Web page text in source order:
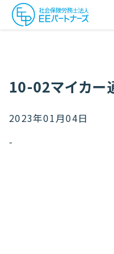
10-02マイカー
2023年01月04日
-